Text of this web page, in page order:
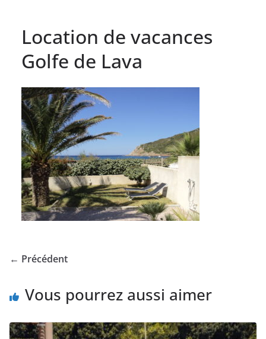
Location de vacances
Golfe de Lava
← Précédent
Vous pourrez aussi aimer